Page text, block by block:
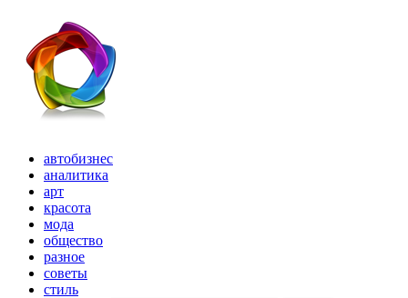
автобизнес
аналитика
арт
красота
мода
общество
разное
советы
стиль